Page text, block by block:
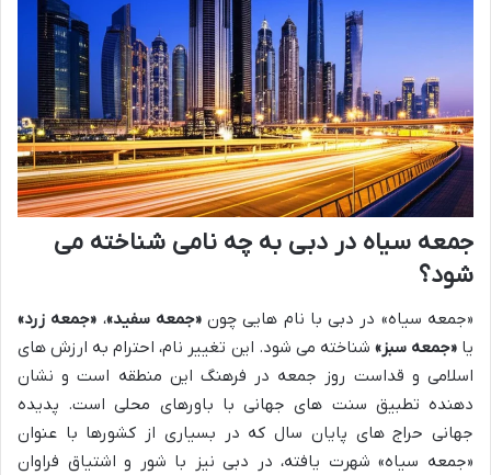
جمعه سیاه در دبی به چه نامی شناخته می
شود؟
«جمعه سیاه» در دبی با نام هایی چون«جمعه سفید»، «جمعه زرد»
یا«جمعه سبز» شناخته می شود. این تغییر نام، احترام به ارزش های
اسلامی و قداست روز جمعه در فرهنگ این منطقه است و نشان
دهنده تطبیق سنت های جهانی با باورهای محلی است. پدیده
جهانی حراج های پایان سال که در بسیاری از کشورها با عنوان
«جمعه سیاه» شهرت یافته، در دبی نیز با شور و اشتیاق فراوان